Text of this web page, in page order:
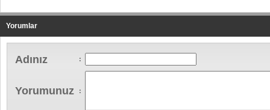
Yorumlar
Adınız :
Yorumunuz :